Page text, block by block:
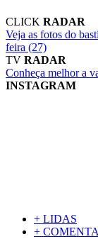
CLICK RADAR
Veja as fotos do
feira (27)
TV RADAR
Conheça melhor a
INSTAGRAM
+ LIDAS
+